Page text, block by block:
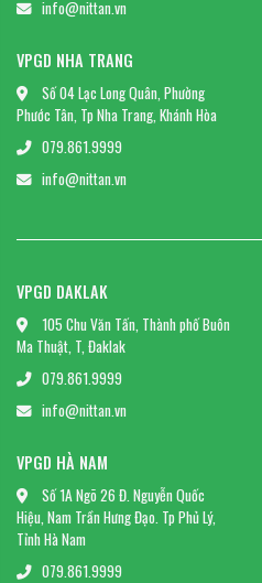
info@nittan.vn
VPGD NHA TRANG
Số 04 Lạc Long Quân, Phường
Phước Tân, Tp Nha Trang, Khánh Hòa
079.861.9999
info@nittan.vn
VPGD DAKLAK
105 Chu Văn Tấn, Thành phố Buôn
Ma Thuật, T, Đaklak
079.861.9999
info@nittan.vn
VPGD HÀ NAM
Số 1A Ngõ 26 Đ. Nguyễn Quốc
Hiệu, Nam Trần Hưng Đạo. Tp Phủ Lý,
Tỉnh Hà Nam
079.861.9999